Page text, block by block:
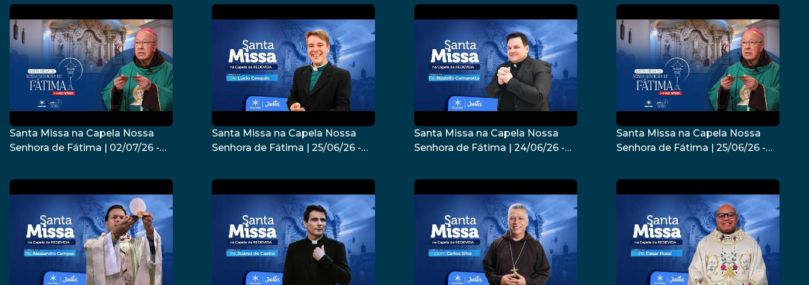
Santa Missa na Capela Nossa
Senhora de Fátima | 02/07/26 -
Santa Missa na Capela Nossa
Senhora de Fátima | 25/06/26 -
Santa Missa na Capela Nossa
Senhora de Fátima | 24/06/26 -
Santa Missa na Capela Nossa
Senhora de Fátima | 25/06/26 -